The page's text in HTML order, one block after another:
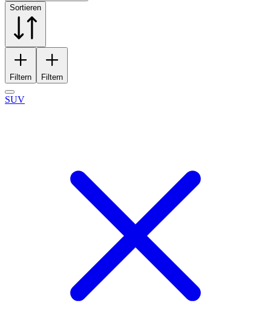
Sortieren
Filtern Filtern
SUV